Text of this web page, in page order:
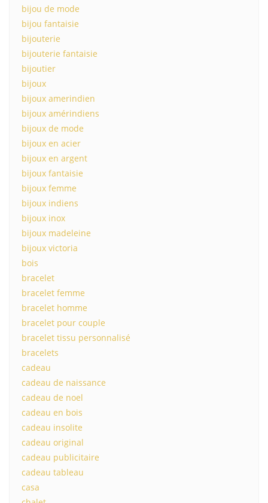
bijou de mode
bijou fantaisie
bijouterie
bijouterie fantaisie
bijoutier
bijoux
bijoux amerindien
bijoux amérindiens
bijoux de mode
bijoux en acier
bijoux en argent
bijoux fantaisie
bijoux femme
bijoux indiens
bijoux inox
bijoux madeleine
bijoux victoria
bois
bracelet
bracelet femme
bracelet homme
bracelet pour couple
bracelet tissu personnalisé
bracelets
cadeau
cadeau de naissance
cadeau de noel
cadeau en bois
cadeau insolite
cadeau original
cadeau publicitaire
cadeau tableau
casa